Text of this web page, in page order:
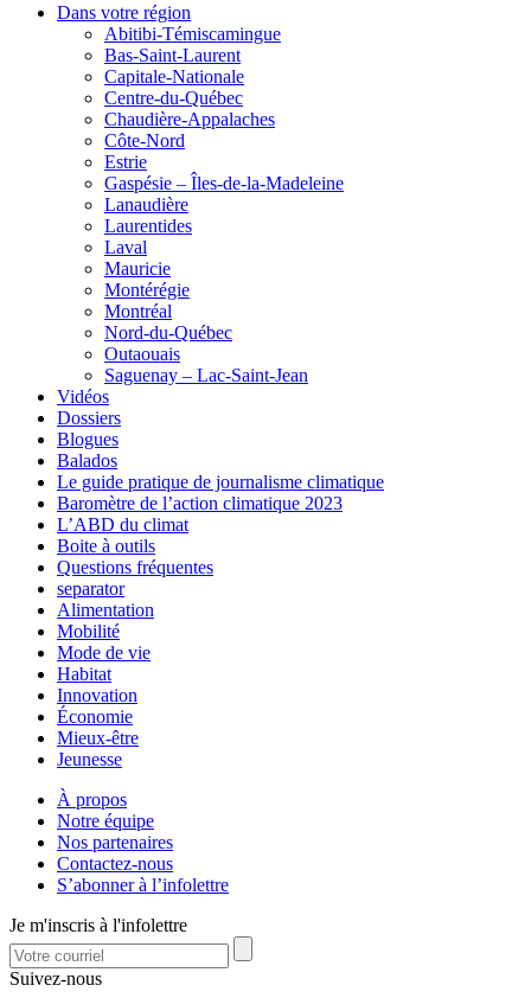
Dans votre région
Abitibi-Témiscamingue
Bas-Saint-Laurent
Capitale-Nationale
Centre-du-Québec
Chaudière-Appalaches
Côte-Nord
Estrie
Gaspésie – Îles-de-la-Madeleine
Lanaudière
Laurentides
Laval
Mauricie
Montérégie
Montréal
Nord-du-Québec
Outaouais
Saguenay – Lac-Saint-Jean
Vidéos
Dossiers
Blogues
Balados
Le guide pratique de journalisme climatique
Baromètre de l’action climatique 2023
L’ABD du climat
Boite à outils
Questions fréquentes
separator
Alimentation
Mobilité
Mode de vie
Habitat
Innovation
Économie
Mieux-être
Jeunesse
À propos
Notre équipe
Nos partenaires
Contactez-nous
S’abonner à l’infolettre
Je m'inscris à l'infolettre
Suivez-nous